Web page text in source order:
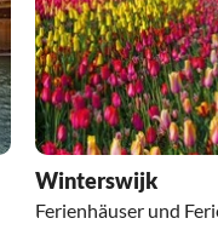
Winterswijk
Ferienhäuser und